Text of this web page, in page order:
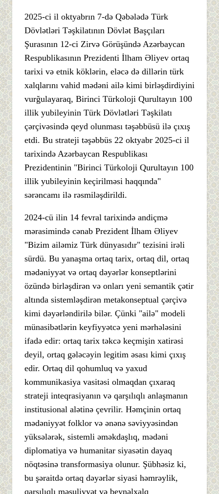
2025-ci il oktyabrın 7-də Qəbələdə Türk
Dövlətləri Təşkilatının Dövlət Başçıları
Şurasının 12-ci Zirvə Görüşündə Azərbaycan
Respublikasının Prezidenti İlham Əliyev ortaq
tarixi və etnik köklərin, eləcə də dillərin türk
xalqlarını vahid mədəni ailə kimi birləşdirdiyini
vurğulayaraq, Birinci Türkoloji Qurultayın 100
illik yubileyinin Türk Dövlətləri Təşkilatı
çərçivəsində qeyd olunması təşəbbüsü ilə çıxış
etdi. Bu strateji təşəbbüs 22 oktyabr 2025-ci il
tarixində Azərbaycan Respublikası
Prezidentinin "Birinci Türkoloji Qurultayın 100
illik yubileyinin keçirilməsi haqqında"
sərəncamı ilə rəsmiləşdirildi.
2024-cü ilin 14 fevral tarixində andiçmə
mərasimində cənab Prezident İlham Əliyev
"Bizim ailəmiz Türk dünyasıdır" tezisini irəli
sürdü. Bu yanaşma ortaq tarix, ortaq dil, ortaq
mədəniyyət və ortaq dəyərlər konseptlərini
özündə birləşdirən və onları yeni semantik çətir
altında sistemləşdirən metakonseptual çərçivə
kimi dəyərləndirilə bilər. Çünki "ailə" modeli
münasibətlərin keyfiyyətcə yeni mərhələsini
ifadə edir: ortaq tarix təkcə keçmişin xatirəsi
deyil, ortaq gələcəyin legitim əsası kimi çıxış
edir. Ortaq dil qohumluq və yaxud
kommunikasiya vasitəsi olmaqdan çıxaraq
strateji inteqrasiyanın və qarşılıqlı anlaşmanın
institusional alətinə çevrilir. Həmçinin ortaq
mədəniyyət folklor və ənənə səviyyəsindən
yüksələrək, sistemli əməkdaşlıq, mədəni
diplomatiya və humanitar siyasətin dayaq
nöqtəsinə transformasiya olunur. Şübhəsiz ki,
bu şəraitdə ortaq dəyərlər siyasi həmrəylik,
qarşılıqlı məsuliyyət və beynəlxalq